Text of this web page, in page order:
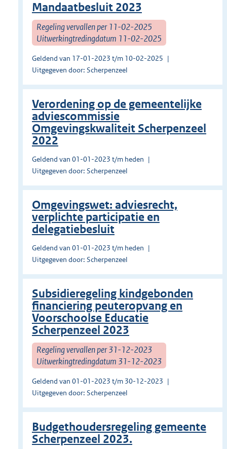
Mandaatbesluit 2023
Regeling vervallen per 11-02-2025
Uitwerkingtredingdatum 11-02-2025
Geldend van 17-01-2023 t/m 10-02-2025
Uitgegeven door: Scherpenzeel
Verordening op de gemeentelijke
adviescommissie
Omgevingskwaliteit Scherpenzeel
2022
Geldend van 01-01-2023 t/m heden
Uitgegeven door: Scherpenzeel
Omgevingswet: adviesrecht,
verplichte participatie en
delegatiebesluit
Geldend van 01-01-2023 t/m heden
Uitgegeven door: Scherpenzeel
Subsidieregeling kindgebonden
financiering peuteropvang en
Voorschoolse Educatie
Scherpenzeel 2023
Regeling vervallen per 31-12-2023
Uitwerkingtredingdatum 31-12-2023
Geldend van 01-01-2023 t/m 30-12-2023
Uitgegeven door: Scherpenzeel
Budgethoudersregeling gemeente
Scherpenzeel 2023.